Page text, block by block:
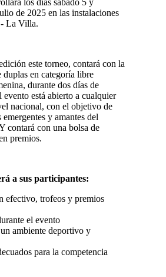
los días sábado 5 y
de 2025 en las instalaciones
La Villa.
este torneo, contará con la
en categoría libre
durante dos días de
evento está abierto a cualquier
nacional, con el objetivo de
y amantes del
contará con una bolsa de
premios.
a sus participantes:
efectivo, trofeos y premios
el evento
ambiente deportivo y
para la competencia